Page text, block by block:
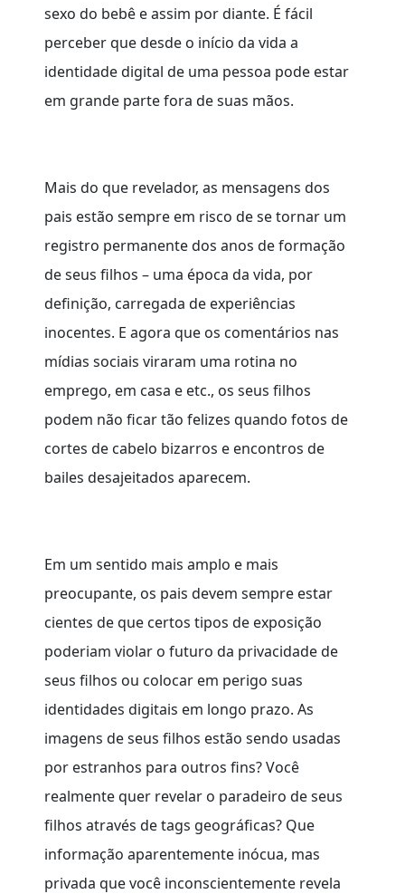
sexo do bebê e assim por diante. É fácil
perceber que desde o início da vida a
identidade digital de uma pessoa pode estar
em grande parte fora de suas mãos.
Mais do que revelador, as mensagens dos
pais estão sempre em risco de se tornar um
registro permanente dos anos de formação
de seus filhos – uma época da vida, por
definição, carregada de experiências
inocentes. E agora que os comentários nas
mídias sociais viraram uma rotina no
emprego, em casa e etc., os seus filhos
podem não ficar tão felizes quando fotos de
cortes de cabelo bizarros e encontros de
bailes desajeitados aparecem.
Em um sentido mais amplo e mais
preocupante, os pais devem sempre estar
cientes de que certos tipos de exposição
poderiam violar o futuro da privacidade de
seus filhos ou colocar em perigo suas
identidades digitais em longo prazo. As
imagens de seus filhos estão sendo usadas
por estranhos para outros fins? Você
realmente quer revelar o paradeiro de seus
filhos através de tags geográficas? Que
informação aparentemente inócua, mas
privada que você inconscientemente revela